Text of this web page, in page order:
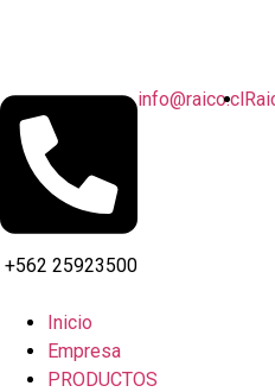
+562 25923500
info@raico.cl
Inicio
Empresa
PRODUCTOS